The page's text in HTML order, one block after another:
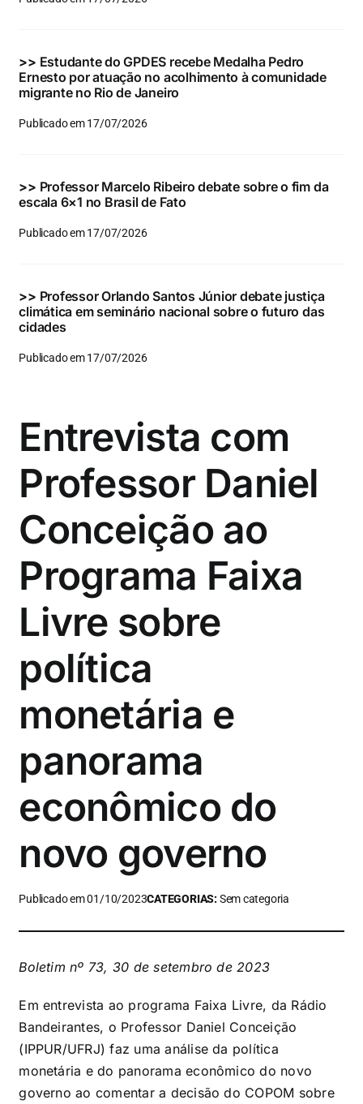
Eventos e Certificados
Buscar
para:
>> Estudante do GPDES recebe Medalha Pedro
Ernesto por atuação no acolhimento à comunidade
migrante no Rio de Janeiro
Publicado em 17/07/2026
>> Professor Marcelo Ribeiro debate sobre o fim da
escala 6×1 no Brasil de Fato
Publicado em 17/07/2026
>> Professor Orlando Santos Júnior debate justiça
climática em seminário nacional sobre o futuro das
cidades
Publicado em 17/07/2026
Entrevista com
Professor Daniel
Conceição ao
Programa Faixa
Livre sobre
política
monetária e
panorama
econômico do
novo governo
Publicado em 01/10/2023CATEGORIAS:Sem categoria
Boletim nº 73, 30 de setembro de 2023
Em entrevista ao programa Faixa Livre, da Rádio
Bandeirantes, o Professor Daniel Conceição
(IPPUR/UFRJ) faz uma análise da política
monetária e do panorama econômico do novo
governo ao comentar a decisão do COPOM sobre